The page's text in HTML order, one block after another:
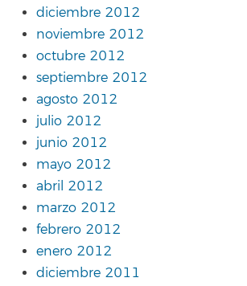
diciembre 2012
noviembre 2012
octubre 2012
septiembre 2012
agosto 2012
julio 2012
junio 2012
mayo 2012
abril 2012
marzo 2012
febrero 2012
enero 2012
diciembre 2011